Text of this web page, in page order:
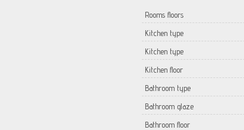
Rooms floors
Kitchen type
Kitchen type
Kitchen floor
Bathroom type
Bathroom glaze
Bathroom floor